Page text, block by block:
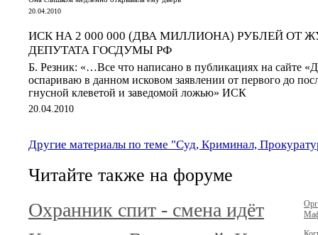
20.04.2010
ИСК НА 2 000 000 (ДВА МИЛЛИОНА) РУБЛЕЙ ОТ
ДЕПУТАТА ГОСДУМЫ РФ
Б. Резник: «…Все что написано в публикациях на сайте
оспариваю в данном исковом заявлении от первого до
гнусной клеветой и заведомой ложью» ИСК
20.04.2010
Другие материалы по теме "Суд, Криминал,
Читайте также на форуме
Охранник спит - смена идёт